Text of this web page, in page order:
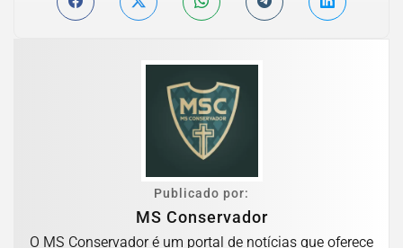
Publicado por:
MS Conservador
O MS Conservador é um portal de notícias que oferece